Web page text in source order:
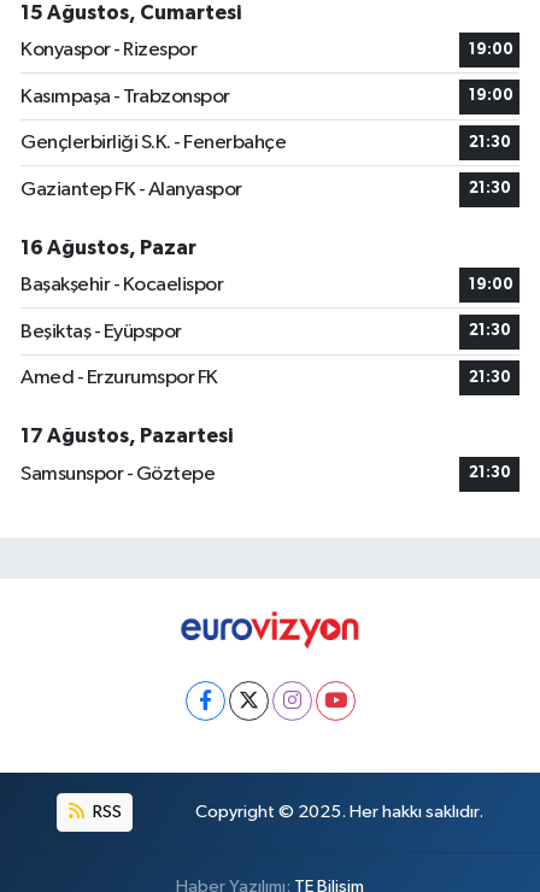
15 Ağustos, Cumartesi
Konyaspor - Rizespor
19:00
Kasımpaşa - Trabzonspor 19:00
Gençlerbirliği S.K. - Fenerbahçe 21:30
Gaziantep FK - Alanyaspor 21:30
16 Ağustos, Pazar
Başakşehir - Kocaelispor
19:00
Beşiktaş - Eyüpspor 21:30
Amed - Erzurumspor FK 21:30
17 Ağustos, Pazartesi
Samsunspor - Göztepe
21:30
RSS Copyright © 2025. Her hakkı saklıdır.
Haber Yazılımı: TE Bilişim